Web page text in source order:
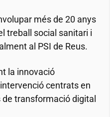
més de 20 anys
treball social sanitari i
al PSI de Reus.
la innovació
centrats en
de transformació digital